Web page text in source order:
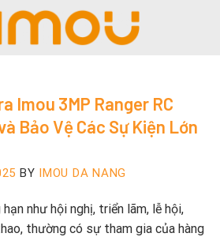
Imou 3MP Ranger RC
Bảo Vệ Các Sự Kiện Lớn
BY IMOU DA NANG
như hội nghị, triển lãm, lễ hội,
thường có sự tham gia của hàng